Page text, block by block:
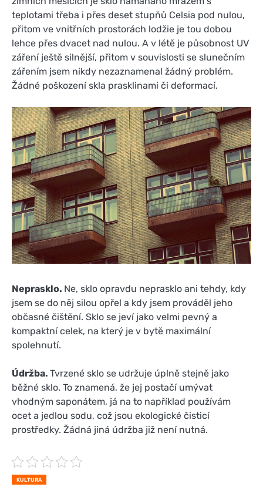
teplotami třeba i přes deset stupňů Celsia pod nulou,
přitom ve vnitřních prostorách lodžie je tou dobou
lehce přes dvacet nad nulou. A v létě je působnost UV
záření ještě silnější, přitom v souvislosti se slunečním
zářením jsem nikdy nezaznamenal žádný problém.
Žádné poškození skla prasklinami či deformací.
Neprasklo. Ne, sklo opravdu neprasklo ani tehdy, kdy
jsem se do něj silou opřel a kdy jsem prováděl jeho
občasné čištění. Sklo se jeví jako velmi pevný a
kompaktní celek, na který je v bytě maximální
spolehnutí.
Údržba. Tvrzené sklo se udržuje úplně stejně jako
běžné sklo. To znamená, že jej postačí umývat
vhodným saponátem, já na to například používám
ocet a jedlou sodu, což jsou ekologické čisticí
prostředky. Žádná jiná údržba již není nutná.
KULTURA